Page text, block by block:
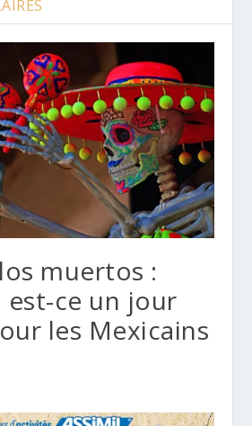
muertos :
ce un jour
les Mexicains